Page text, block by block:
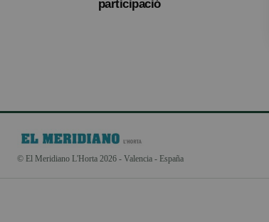
participació
© El Meridiano L'Horta 2026 - Valencia - España